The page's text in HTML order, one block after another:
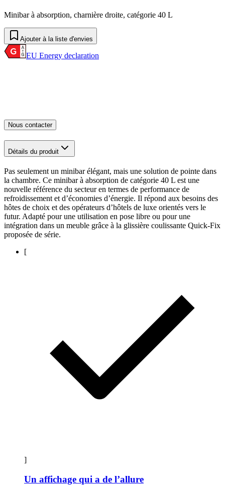
Minibar à absorption, charnière droite, catégorie 40 L
Ajouter à la liste d'envies
EU Energy declaration
Nous contacter
Détails du produit
Pas seulement un minibar élégant, mais une solution de pointe dans
la chambre. Ce minibar à absorption de catégorie 40 L est une
nouvelle référence du secteur en termes de performance de
refroidissement et d’économies d’énergie. Il répond aux besoins des
hôtes de choix et des opérateurs d’hôtels de luxe orientés vers le
futur. Adapté pour une utilisation en pose libre ou pour une
intégration dans un meuble grâce à la glissière coulissante Quick-Fix
proposée de série.
[
]
Un affichage qui a de l’allure